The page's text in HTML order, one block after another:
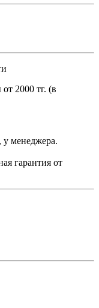
2000 тг. (в
у менеджера.
гарантия от